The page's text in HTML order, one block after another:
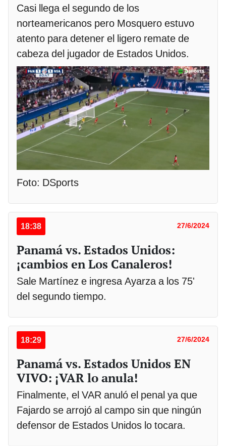
Casi llega el segundo de los
norteamericanos pero Mosquero estuvo
atento para detener el ligero remate de
cabeza del jugador de Estados Unidos.
Foto: DSports
18:38 27/6/2024
Panamá vs. Estados Unidos:
¡cambios en Los Canaleros!
Sale Martínez e ingresa Ayarza a los 75'
del segundo tiempo.
18:29 27/6/2024
Panamá vs. Estados Unidos EN
VIVO: ¡VAR lo anula!
Finalmente, el VAR anuló el penal ya que
Fajardo se arrojó al campo sin que ningún
defensor de Estados Unidos lo tocara.